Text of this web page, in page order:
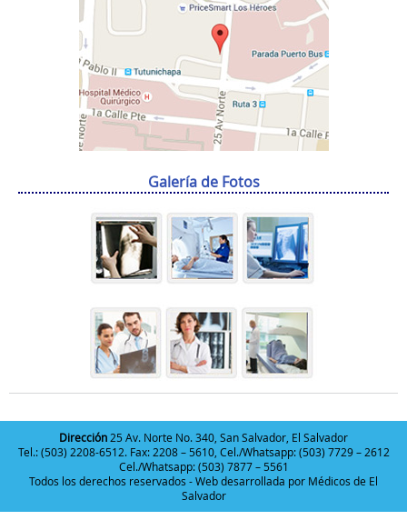
Galería de Fotos
Dirección25 Av. Norte No. 340, San Salvador, El Salvador
Tel.: (503) 2208-6512. Fax: 2208 – 5610, Cel./Whatsapp: (503) 7729 – 2612
Cel./Whatsapp: (503) 7877 – 5561
Todos los derechos reservados - Web desarrollada por Médicos de El
Salvador